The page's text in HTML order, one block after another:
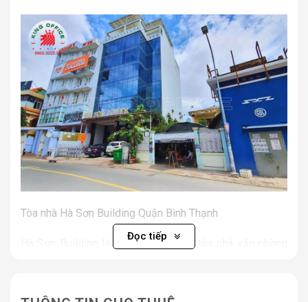
Tòa nhà Hà Sơn Building Quận Bình Thạnh
Hà Sơn Building là một trong những tòa nhà văn phòng
trục giao thông sầm uất kết nối nhanh chóng đến các
Đọc tiếp